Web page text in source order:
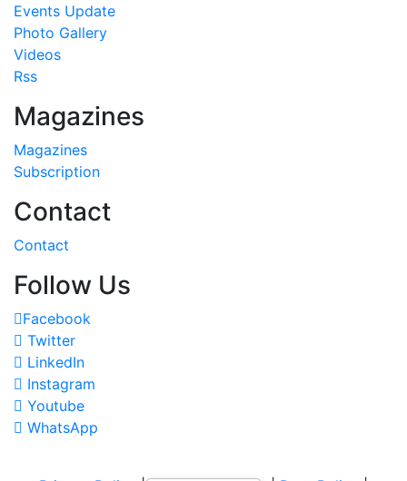
Events Update
Photo Gallery
Videos
Rss
Magazines
Magazines
Subscription
Contact
Contact
Follow Us
Facebook
Twitter
LinkedIn
Instagram
Youtube
WhatsApp